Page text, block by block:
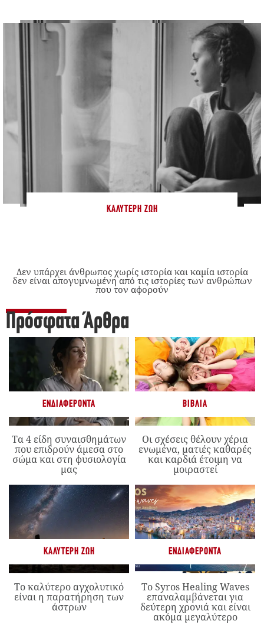
ΚΑΛΎΤΕΡΗ ΖΩΉ
Δεν υπάρχει άνθρωπος χωρίς ιστορία και καμία ιστορία
δεν είναι απογυμνωμένη από τις ιστορίες των ανθρώπων
που τον αφορούν
Πρόσφατα Άρθρα
ΕΝΔΙΑΦΈΡΟΝΤΑ
Τα 4 είδη συναισθημάτων
που επιδρούν άμεσα στο
σώμα και στη φυσιολογία
μας
ΒΙΒΛΊΑ
Οι σχέσεις θέλουν χέρια
ενωμένα, ματιές καθαρές
και καρδιά έτοιμη να
μοιραστεί
ΚΑΛΎΤΕΡΗ ΖΩΉ
Το καλύτερο αγχολυτικό
είναι η παρατήρηση των
άστρων
ΕΝΔΙΑΦΈΡΟΝΤΑ
Το Syros Healing Waves
επαναλαμβάνεται για
δεύτερη χρονιά και είναι
ακόμα μεγαλύτερο